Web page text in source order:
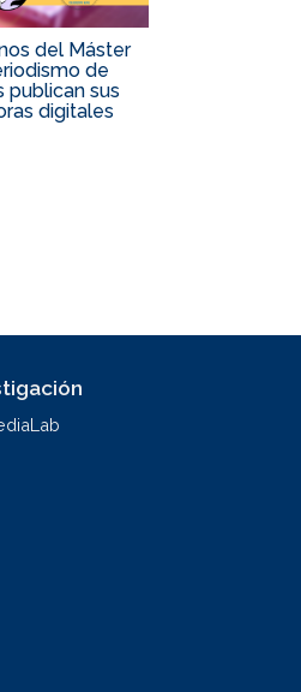
del Máster
de
publican sus
digitales